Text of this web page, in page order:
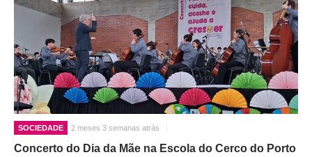
SOCIEDADE 2 meses 3 semanas atrás
Concerto do Dia da Mãe na Escola do Cerco do Porto